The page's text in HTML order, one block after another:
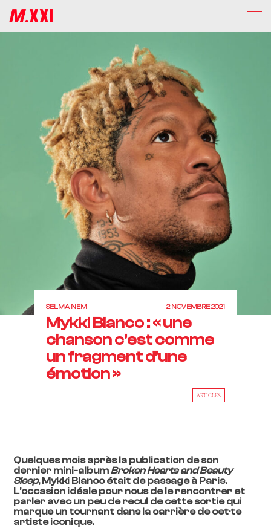
SELMA NEM 2 NOVEMBRE 2021
Mykki Blanco : « une
chanson c’est comme
un fragment d’une
émotion »
ARTICLES
Quelques mois après la publication de son
dernier mini-albumBroken Hearts and Beauty
Sleep, Mykki Blanco était de passage à Paris.
L’occasion idéale pour nous de le rencontrer et
parler avec un peu de recul de cette sortie qui
marque un tournant dans la carrière de cet·te
artiste iconique.